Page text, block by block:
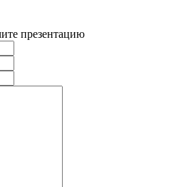
презентацию